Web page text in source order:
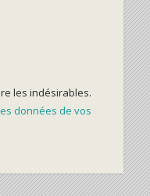
les indésirables.
données de vos